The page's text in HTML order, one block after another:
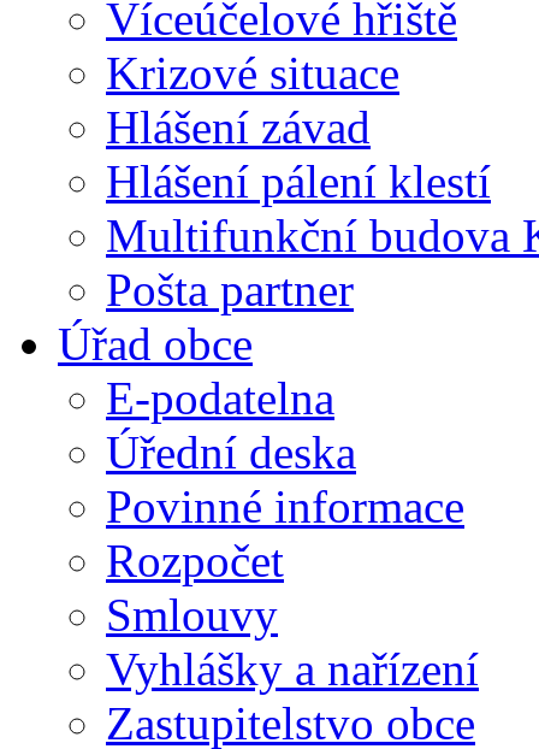
Víceúčelové hřiště
Krizové situace
Hlášení závad
Hlášení pálení klestí
Multifunkční budova
Pošta partner
Úřad obce
E-podatelna
Úřední deska
Povinné informace
Rozpočet
Smlouvy
Vyhlášky a nařízení
Zastupitelstvo obce